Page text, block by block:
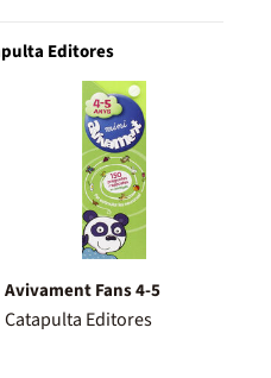
Editores
Avivament Fans 4-5
Catapulta Editores